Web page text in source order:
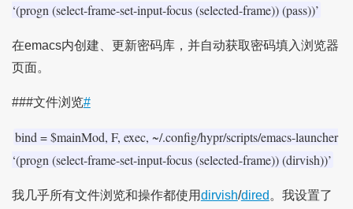
‘(progn (select-frame-set-input-focus (selected-frame)) (pass))’
在emacs内创建、更新密码库，并自动获取密码填入浏览器
页面。
###文件浏览#
bind = $mainMod, F, exec, ~/.config/hypr/scripts/emacs-launcher
‘(progn (select-frame-set-input-focus (selected-frame)) (dirvish))’
我几乎所有文件浏览和操作都使用dirvish/dired 。我设置了